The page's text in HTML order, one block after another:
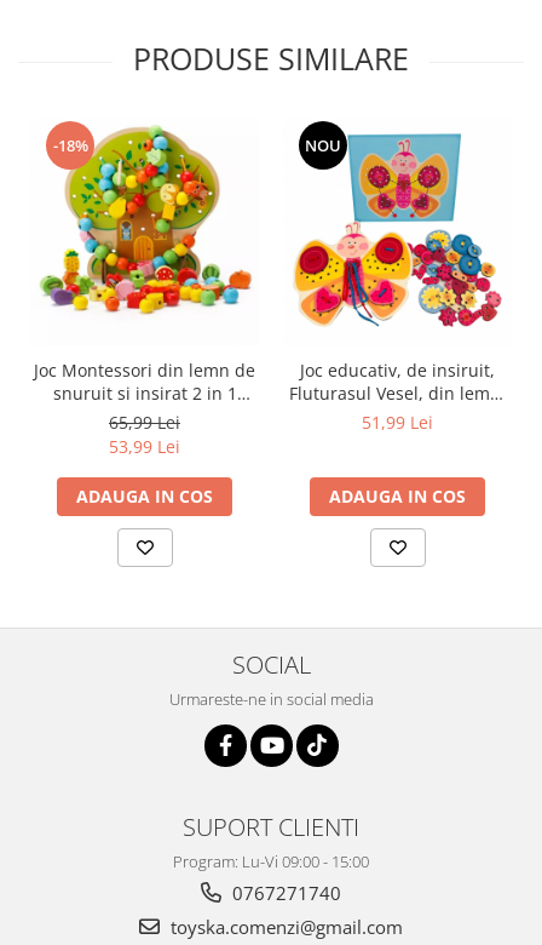
PRODUSE SIMILARE
-18%
Joc Montessori din lemn de
snuruit si insirat 2 in 1
Pomul cu fructe, 102 piese,
multicolor
65,99 Lei
53,99 Lei
ADAUGA IN COS
NOU
Joc educativ, de insiruit,
Fluturasul Vesel, din lemn,
2 planse, 40 piese
51,99 Lei
ADAUGA IN COS
SOCIAL
Urmareste-ne in social media
SUPORT CLIENTI
Program: Lu-Vi 09:00 - 15:00
0767271740
toyska.comenzi@gmail.com